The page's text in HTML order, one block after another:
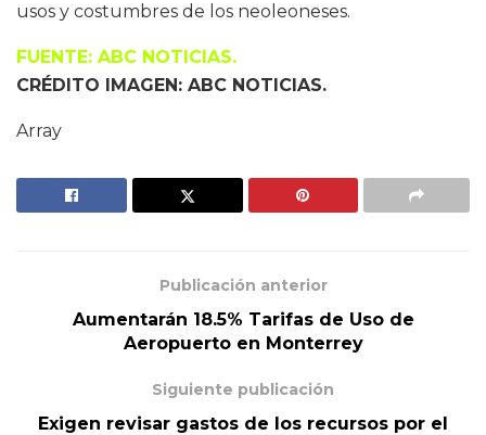
usos y costumbres de los neoleoneses.
FUENTE: ABC NOTICIAS.
CRÉDITO IMAGEN: ABC NOTICIAS.
Array
Publicación anterior
Aumentarán 18.5% Tarifas de Uso de
Aeropuerto en Monterrey
Siguiente publicación
Exigen revisar gastos de los recursos por el